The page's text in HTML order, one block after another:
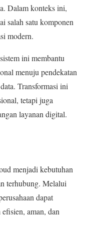
Dalam konteks ini,
salah satu komponen
modern.
ini membantu
menuju pendekatan
Transformasi ini
tetapi juga
layanan digital.
menjadi kebutuhan
terhubung. Melalui
dapat
aman, dan